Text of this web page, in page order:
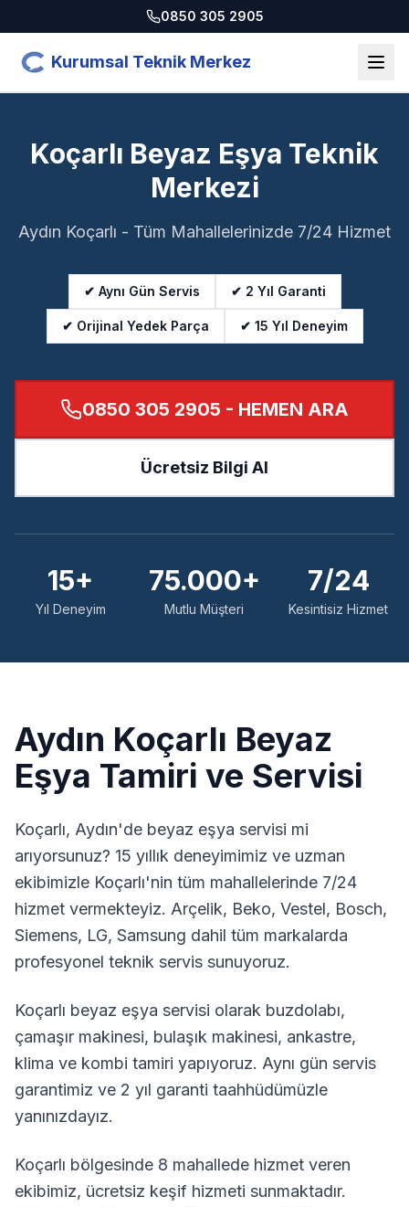
0850 305 2905
Kurumsal Teknik Merkez
Koçarlı Beyaz Eşya Teknik
Merkezi
Aydın Koçarlı - Tüm Mahallelerinizde 7/24 Hizmet
✔ Aynı Gün Servis ✔ 2 Yıl Garanti
✔ Orijinal Yedek Parça ✔ 15 Yıl Deneyim
0850 305 2905 - HEMEN ARA
Ücretsiz Bilgi Al
15+
Yıl Deneyim
75.000+
Mutlu Müşteri
7/24
Kesintisiz Hizmet
Aydın Koçarlı Beyaz
Eşya Tamiri ve Servisi
Koçarlı, Aydın'de beyaz eşya servisi mi
arıyorsunuz? 15 yıllık deneyimimiz ve uzman
ekibimizle Koçarlı'nin tüm mahallelerinde 7/24
hizmet vermekteyiz. Arçelik, Beko, Vestel, Bosch,
Siemens, LG, Samsung dahil tüm markalarda
profesyonel teknik servis sunuyoruz.
Koçarlı beyaz eşya servisi olarak buzdolabı,
çamaşır makinesi, bulaşık makinesi, ankastre,
klima ve kombi tamiri yapıyoruz. Aynı gün servis
garantimiz ve 2 yıl garanti taahhüdümüzle
yanınızdayız.
Koçarlı bölgesinde 8 mahallede hizmet veren
ekibimiz, ücretsiz keşif hizmeti sunmaktadır.